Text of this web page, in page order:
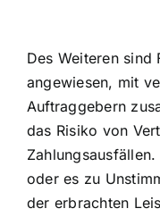
Des Weiteren
angewiesen, mit
Auftraggebern
das Risiko von
oder es zu
der erbrachten